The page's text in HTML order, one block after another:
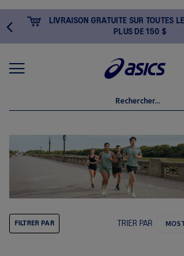
LIVRAISON GRATUITE SUR TOUTES
PLUS DE 150 $
TRIER PAR
FILTRER PAR